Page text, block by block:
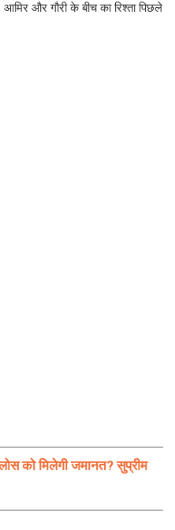
और गौरी के बीच का रिश्ता पिछले
को मिलेगी जमानत? सुप्रीम